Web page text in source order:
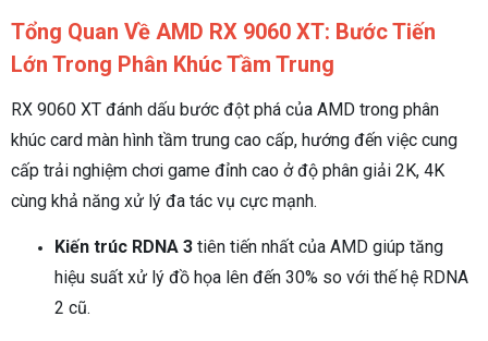
Tổng Quan Về AMD RX 9060 XT: Bước Tiến
Lớn Trong Phân Khúc Tầm Trung
RX 9060 XT đánh dấu bước đột phá của AMD trong phân
khúc card màn hình tầm trung cao cấp, hướng đến việc cung
cấp trải nghiệm chơi game đỉnh cao ở độ phân giải 2K, 4K
cùng khả năng xử lý đa tác vụ cực mạnh.
Kiến trúc RDNA 3 tiên tiến nhất của AMD giúp tăng
hiệu suất xử lý đồ họa lên đến 30% so với thế hệ RDNA
2 cũ.